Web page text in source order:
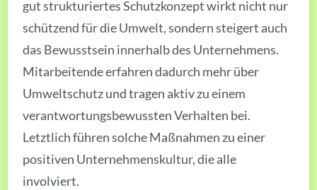
gut strukturiertes Schutzkonzept wirkt nicht nur
schützend für die Umwelt, sondern steigert auch
das Bewusstsein innerhalb des Unternehmens.
Mitarbeitende erfahren dadurch mehr über
Umweltschutz und tragen aktiv zu einem
verantwortungsbewussten Verhalten bei.
Letztlich führen solche Maßnahmen zu einer
positiven Unternehmenskultur, die alle
involviert.